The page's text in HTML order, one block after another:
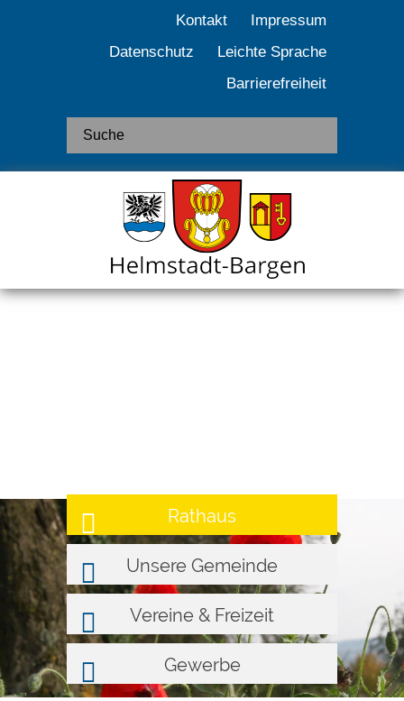
Kontakt
Impressum
Datenschutz
Leichte Sprache
Barrierefreiheit
Rathaus
Unsere Gemeinde
Vereine & Freizeit
Gewerbe